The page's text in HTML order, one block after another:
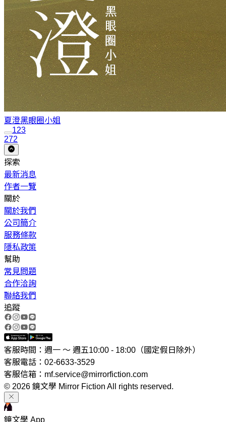
夏澄黑眼圈小姐
123
272
探索
最新消息
作者一覽
關於
關於我們
公司簡介
服務條款
隱私政策
幫助
常見問題
合作洽詢
聯絡我們
追蹤
客服時間：週一 ～ 週五10:00 - 18:00（國定假日除外）
客服電話：02-6633-3529
客服信箱：mf.service@mirrorfiction.com
© 2026 鏡文學 Mirror Fiction All rights reserved.
鏡文學 App